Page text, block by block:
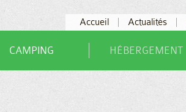
Accueil Actualités
CAMPING HÉBERGEMENT